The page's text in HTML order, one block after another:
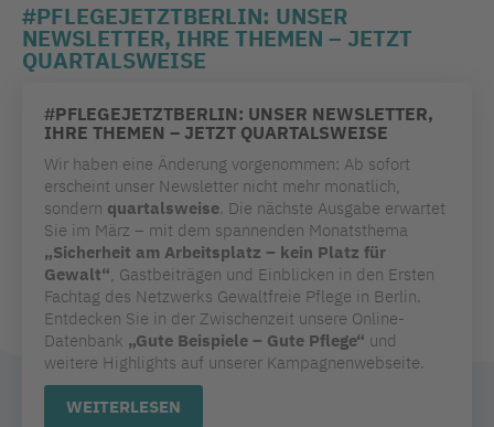
#PFLEGEJETZTBERLIN: UNSER
NEWSLETTER, IHRE THEMEN – JETZT
QUARTALSWEISE
#PFLEGEJETZTBERLIN: UNSER NEWSLETTER,
IHRE THEMEN – JETZT QUARTALSWEISE
Wir haben eine Änderung vorgenommen: Ab sofort
erscheint unser Newsletter nicht mehr monatlich,
sondern quartalsweise. Die nächste Ausgabe erwartet
Sie im März – mit dem spannenden Monatsthema
„Sicherheit am Arbeitsplatz – kein Platz für
Gewalt“, Gastbeiträgen und Einblicken in den Ersten
Fachtag des Netzwerks Gewaltfreie Pflege in Berlin.
Entdecken Sie in der Zwischenzeit unsere Online-
Datenbank „Gute Beispiele – Gute Pflege“ und
weitere Highlights auf unserer Kampagnenwebseite.
WEITERLESEN